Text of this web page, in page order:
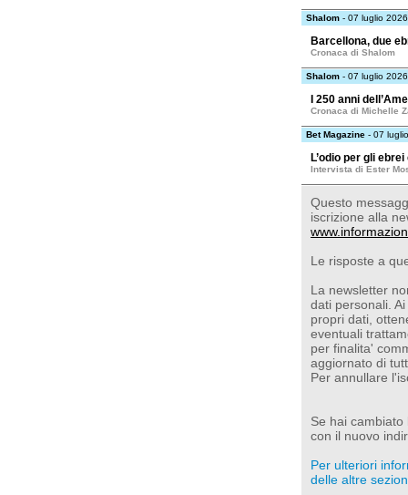
Shalom - 07 luglio 2026
Barcellona, due
Cronaca di Shalom
Shalom - 07 luglio 2026
I 250 anni
Cronaca di Michelle
Bet Magazine - 07
L’odio per gli
Intervista di Ester
Questo
iscrizione alla
Le risposte a
La newsletter
dati personali.
propri dati,
eventuali
per finalita'
aggiornato di
Per annullare
Se hai
con il nuovo
Per ulteriori
delle altre